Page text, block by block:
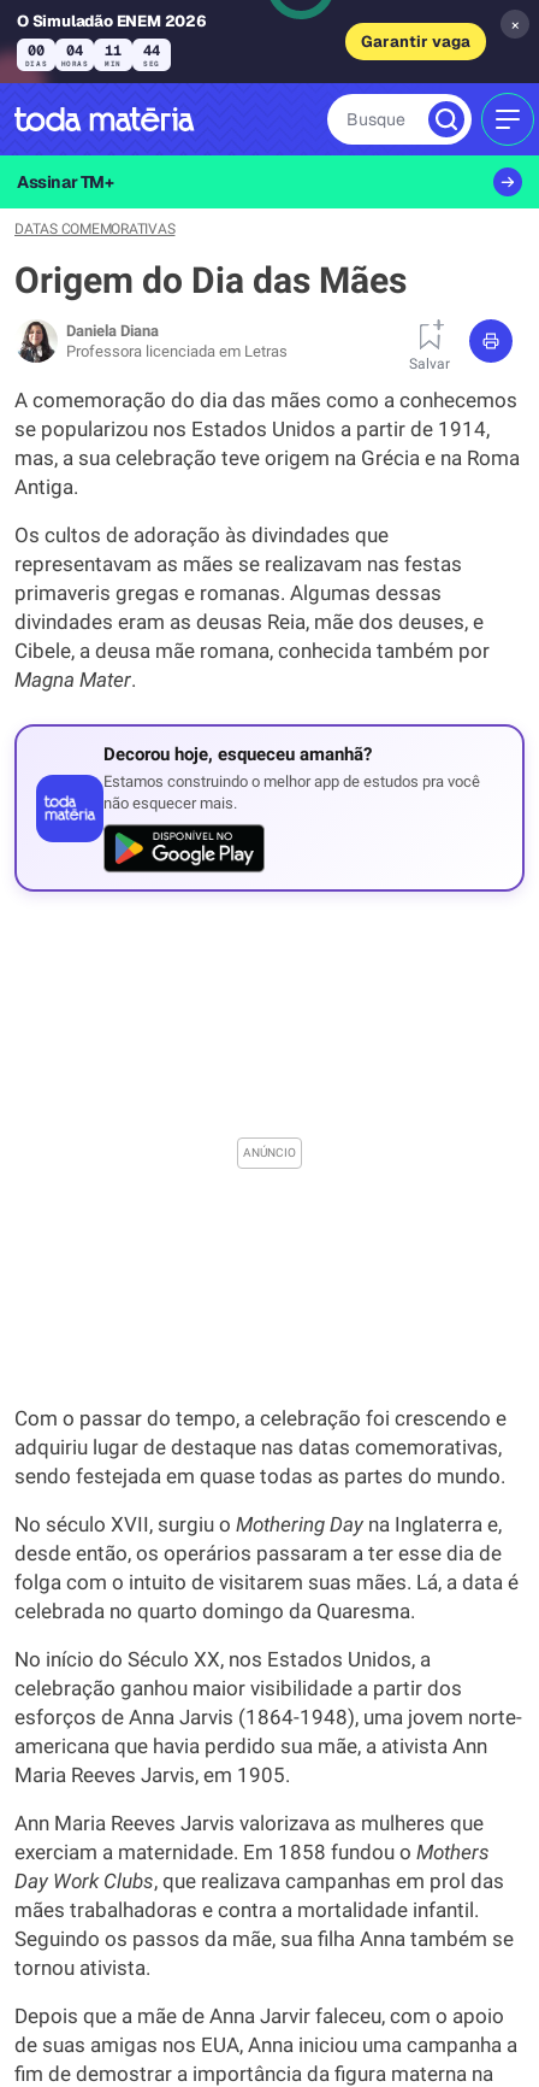
O Simuladão ENEM 2026
00
DIAS
04
HORAS
11
MIN
43
SEG
Garantir vaga
×
Busque
Assinar TM+
DATAS COMEMORATIVAS
Origem do Dia das Mães
Daniela Diana
Professora licenciada em Letras
Salvar
A comemoração do dia das mães como a conhecemos
se popularizou nos Estados Unidos a partir de 1914,
mas, a sua celebração teve origem na Grécia e na Roma
Antiga.
Os cultos de adoração às divindades que
representavam as mães se realizavam nas festas
primaveris gregas e romanas. Algumas dessas
divindades eram as deusas Reia, mãe dos deuses, e
Cibele, a deusa mãe romana, conhecida também por
Magna Mater.
Decorou hoje, esqueceu amanhã?
Estamos construindo o melhor app de estudos pra você
não esquecer mais.
Com o passar do tempo, a celebração foi crescendo e
adquiriu lugar de destaque nas datas comemorativas,
sendo festejada em quase todas as partes do mundo.
No século XVII, surgiu o Mothering Day na Inglaterra e,
desde então, os operários passaram a ter esse dia de
folga com o intuito de visitarem suas mães. Lá, a data é
celebrada no quarto domingo da Quaresma.
No início do Século XX, nos Estados Unidos, a
celebração ganhou maior visibilidade a partir dos
esforços de Anna Jarvis (1864-1948), uma jovem norte-
americana que havia perdido sua mãe, a ativista Ann
Maria Reeves Jarvis, em 1905.
Ann Maria Reeves Jarvis valorizava as mulheres que
exerciam a maternidade. Em 1858 fundou o Mothers
Day Work Clubs, que realizava campanhas em prol das
mães trabalhadoras e contra a mortalidade infantil.
Seguindo os passos da mãe, sua filha Anna também se
tornou ativista.
Depois que a mãe de Anna Jarvir faleceu, com o apoio
de suas amigas nos EUA, Anna iniciou uma campanha a
fim de demostrar a importância da figura materna na